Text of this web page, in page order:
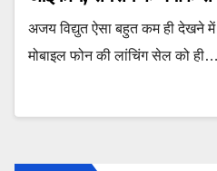
अजय विद्युत ऐसा बहुत कम ही देखने
मोबाइल फोन की लांचिंग सेल को ही…